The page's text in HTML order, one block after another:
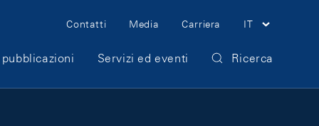
Meta Navigation
Contatti Media Carriera IT
Servizi ed eventi Ricerca